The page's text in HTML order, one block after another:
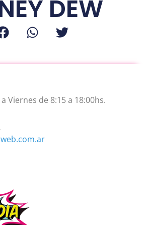
DEW
Viernes de 8:15 a 18:00hs.